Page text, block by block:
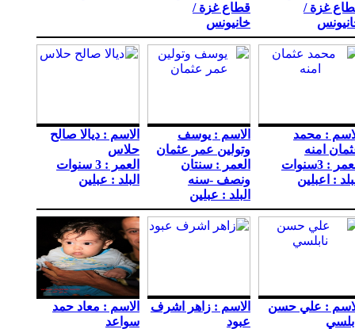
غزة /
قطاع غزة /
خانيونس
: محمد
امنه
: 3سنوات
: اعبلين
الاسم : يوسف
وتولين عمر عثمان
العمر : سنتان
ونصف -سنه
البلد : عبلين
الاسم : ديالا صالح
حلاس
العمر : 3 سنوات
البلد : عبلين
: علي حسن
الاسم : زاهر اشرف
عبود
الاسم : معاد حمد
سواعد